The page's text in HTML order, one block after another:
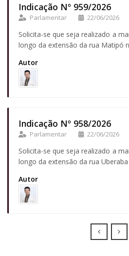
Indicação Nº 959/2026
Parlamentar 22/06/2026
Solicita-se que seja realizado a
longo da extensão da rua Matipó
Autor
Indicação Nº 958/2026
Parlamentar 22/06/2026
Solicita-se que seja realizado a
longo da extensão da rua
Autor
Prev